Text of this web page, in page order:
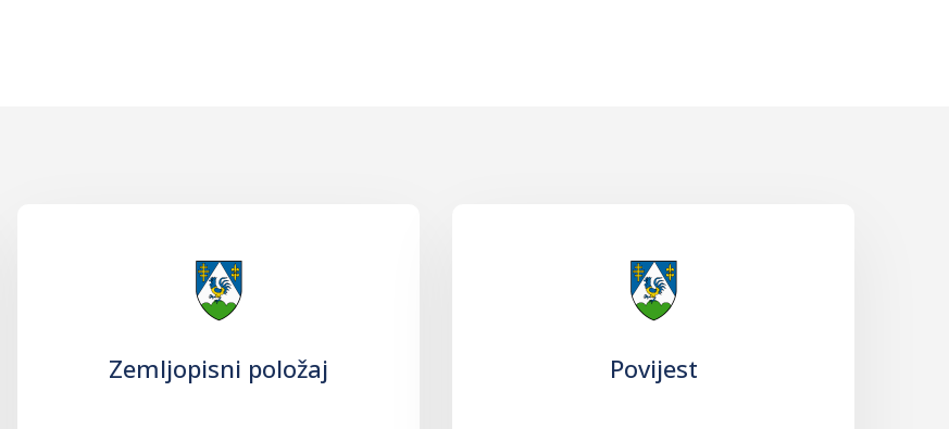
Zemljopisni položaj Povijest